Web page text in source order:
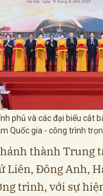
phủ và các đại biểu cắt
Quốc gia - công trình
thành Trung
Liên, Đông Anh,
trình, với sự